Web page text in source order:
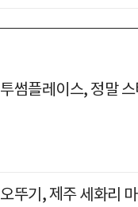
투썸플레이스, 정말
오뚜기, 제주 세화리